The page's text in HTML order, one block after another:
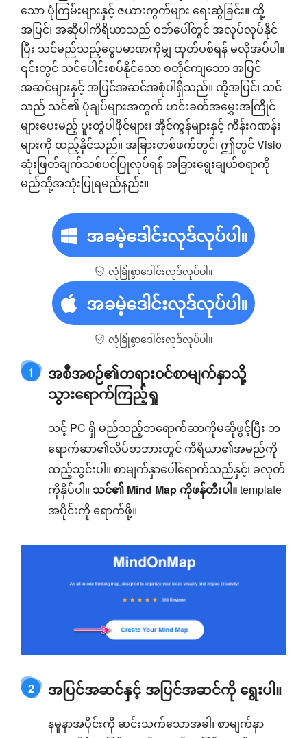
သော ပုံကြမ်းများနှင့် ဇယားကွက်များ ရေးဆွဲခြင်း။ ထို့
အပြင်၊ အဆိုပါကိရိယာသည် ဝဘ်ပေါ်တွင် အလုပ်လုပ်နိုင်
ပြီး သင်မည်သည့်ငွေပမာဏကိုမျှ ထုတ်ပစ်ရန် မလိုအပ်ပါ။
၎င်းတွင် သင်ပေါင်းစပ်နိုင်သော စတိုင်ကျသော အပြင်
အဆင်များနှင့် အပြင်အဆင်အစုံပါရှိသည်။ ထို့အပြင်၊ သင်
သည် သင်၏ ပုံချပ်များအတွက် ဟင်းခတ်အမွှေးအကြိုင်
များပေးမည့် ပူးတွဲပါဖိုင်များ၊ အိုင်ကွန်များနှင့် ကိန်းဂဏန်း
များကို ထည့်နိုင်သည်။ အခြားတစ်ဖက်တွင်၊ ဤတွင် Visio
ဆုံးဖြတ်ချက်သစ်ပင်ပြုလုပ်ရန် အခြားရွေးချယ်စရာကို
မည်သို့အသုံးပြုရမည်နည်း။
အခမဲ့ဒေါင်းလုဒ်လုပ်ပါ။
လုံခြုံစွာဒေါင်းလုဒ်လုပ်ပါ။
အခမဲ့ဒေါင်းလုဒ်လုပ်ပါ။
လုံခြုံစွာဒေါင်းလုဒ်လုပ်ပါ။
1
အစီအစဉ်၏တရားဝင်စာမျက်နှာသို့
သွားရောက်ကြည့်ရှု
သင့် PC ရှိ မည်သည့်ဘရောက်ဆာကိုမဆိုဖွင့်ပြီး ဘ
ရောက်ဆာ၏လိပ်စာဘားတွင် ကိရိယာ၏အမည်ကို
ထည့်သွင်းပါ။ စာမျက်နှာပေါ်ရောက်သည်နှင့်၊ ခလုတ်
ကိုနှိပ်ပါ။ သင်၏ Mind Map ကိုဖန်တီးပါ။template
အပိုင်းကို ရောက်ဖို့။
2 အပြင်အဆင်နှင့် အပြင်အဆင်ကို ရွေးပါ။
နမူနာအပိုင်းကို ဆင်းသက်သောအခါ၊ စာမျက်နှာ